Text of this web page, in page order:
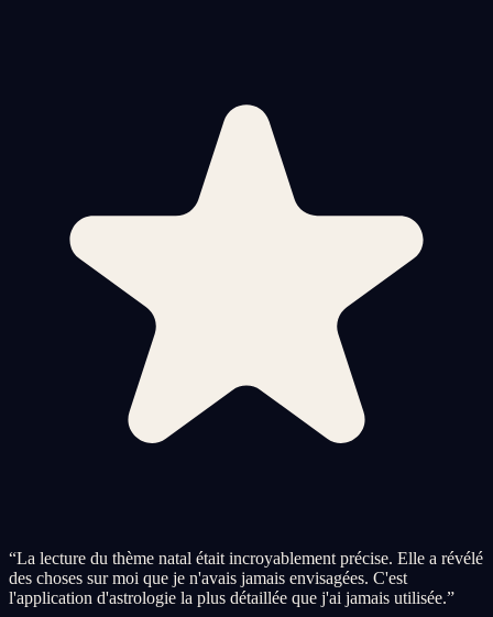
“La lecture du thème natal était incroyablement précise. Elle a révélé
des choses sur moi que je n'avais jamais envisagées. C'est
l'application d'astrologie la plus détaillée que j'ai jamais utilisée.”